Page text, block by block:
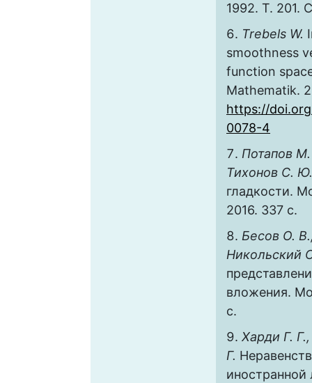
1992. Т. 201.
Trebels W.
smoothness
function
Mathematik.
https://
0078-4
Потапов
Тихонов С. Ю.
гладкости.
2016. 337 с.
Бесов О.
Никольский
вложения.
с.
Харди Г.
Г.
иностранной